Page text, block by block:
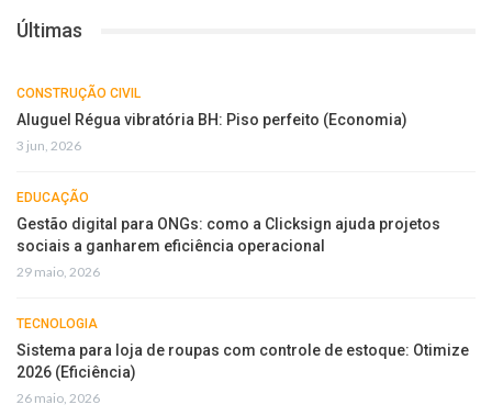
Últimas
CONSTRUÇÃO CIVIL
Aluguel Régua vibratória BH: Piso perfeito (Economia)
3 jun, 2026
EDUCAÇÃO
Gestão digital para ONGs: como a Clicksign ajuda projetos
sociais a ganharem eficiência operacional
29 maio, 2026
TECNOLOGIA
Sistema para loja de roupas com controle de estoque: Otimize
2026 (Eficiência)
26 maio, 2026